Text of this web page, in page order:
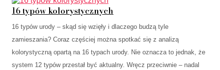
16 typów kolorystycznych
16 typów urody – skąd się wzięły i dlaczego budzą tyle
zamieszania? Coraz częściej można spotkać się z analizą
kolorystyczną opartą na 16 typach urody. Nie oznacza to jednak, że
system 12 typów przestał być aktualny. Wręcz przeciwnie – nadal